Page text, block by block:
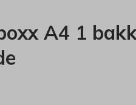
A4 1